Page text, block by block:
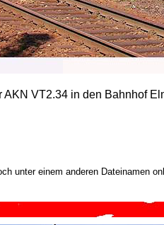
AKN VT2.34 in den Bahnhof
unter einem anderen Dateinamen